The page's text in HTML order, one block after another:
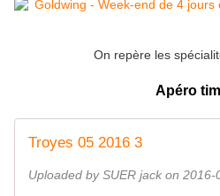
On repère les
Apéro
Troyes 05 2016 3
Uploaded by SUER jack on 2016-